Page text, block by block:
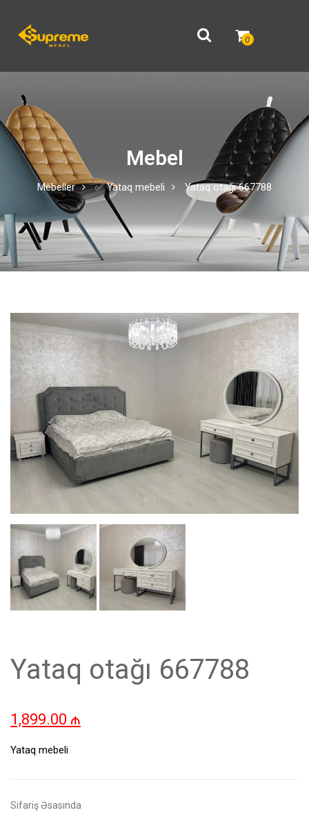
0
Mebel
Mebeller ✅ Yataq mebeli Yataq otağı 667788
Yataq otağı 667788
1,899.00 ₼
Yataq mebeli
Sifariş Əsasında